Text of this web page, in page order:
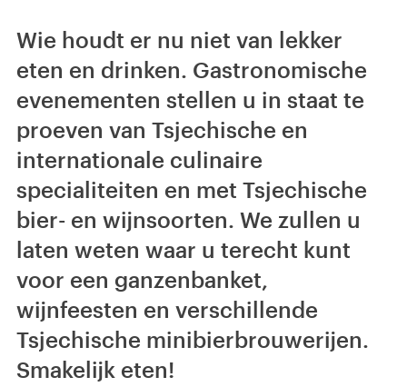
Wie houdt er nu niet van lekker
eten en drinken. Gastronomische
evenementen stellen u in staat te
proeven van Tsjechische en
internationale culinaire
specialiteiten en met Tsjechische
bier- en wijnsoorten. We zullen u
laten weten waar u terecht kunt
voor een ganzenbanket,
wijnfeesten en verschillende
Tsjechische minibierbrouwerijen.
Smakelijk eten!